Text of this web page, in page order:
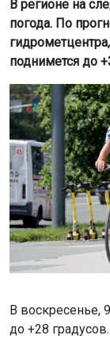
В регионе на
погода. По
поднимется до
В воскресенье,
до +28